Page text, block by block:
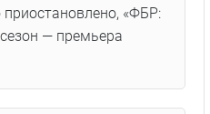
«ФБР:
— премьера